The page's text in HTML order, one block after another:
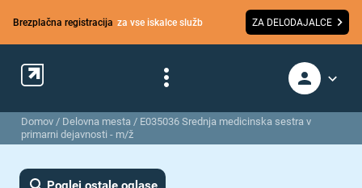
Brezplačna registracija za vse iskalce služb ZA DELODAJALCE
Domov / Delovna mesta / E035036 Srednja medicinska sestra v
primarni dejavnosti - m/ž